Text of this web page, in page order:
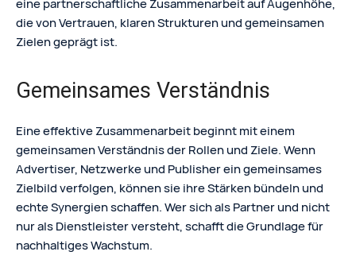
eine partnerschaftliche Zusammenarbeit auf Augenhöhe,
die von Vertrauen, klaren Strukturen und gemeinsamen
Zielen geprägt ist.
Gemeinsames Verständnis
Eine effektive Zusammenarbeit beginnt mit einem
gemeinsamen Verständnis der Rollen und Ziele. Wenn
Advertiser, Netzwerke und Publisher ein gemeinsames
Zielbild verfolgen, können sie ihre Stärken bündeln und
echte Synergien schaffen. Wer sich als Partner und nicht
nur als Dienstleister versteht, schafft die Grundlage für
nachhaltiges Wachstum.